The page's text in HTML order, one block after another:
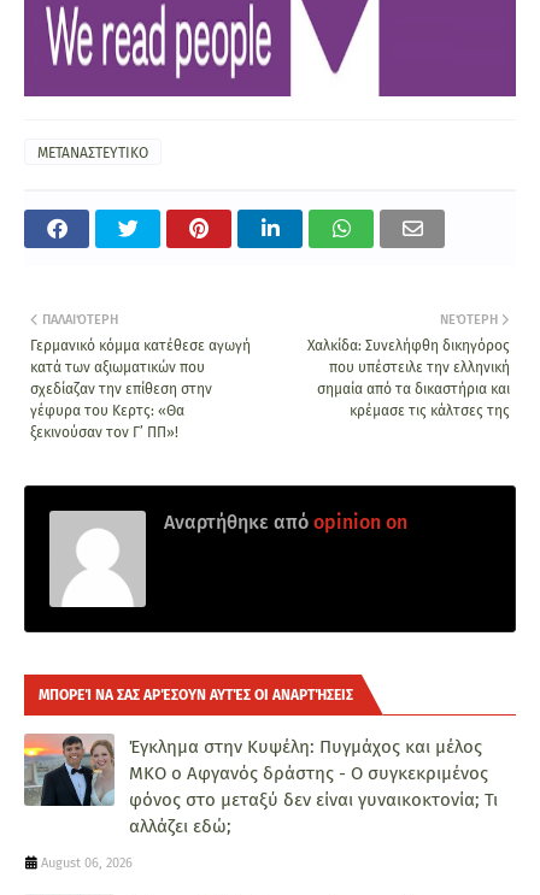
ΜΕΤΑΝΑΣΤΕΥΤΙΚΟ
ΝΕΌΤΕΡΗ
Χαλκίδα: Συνελήφθη δικηγόρος
που υπέστειλε την ελληνική
σημαία από τα δικαστήρια και
κρέμασε τις κάλτσες της
ΠΑΛΑΙΌΤΕΡΗ
Γερμανικό κόμμα κατέθεσε αγωγή
κατά των αξιωματικών που
σχεδίαζαν την επίθεση στην
γέφυρα του Κερτς: «Θα
ξεκινούσαν τον Γ’ ΠΠ»!
Αναρτήθηκε από opinion on
ΜΠΟΡΕΊ ΝΑ ΣΑΣ ΑΡΈΣΟΥΝ ΑΥΤΈΣ ΟΙ ΑΝΑΡΤΉΣΕΙΣ
Έγκλημα στην Κυψέλη: Πυγμάχος και μέλος
ΜΚΟ ο Αφγανός δράστης - Ο συγκεκριμένος
φόνος στο μεταξύ δεν είναι γυναικοκτονία; Τι
αλλάζει εδώ;
August 06, 2026